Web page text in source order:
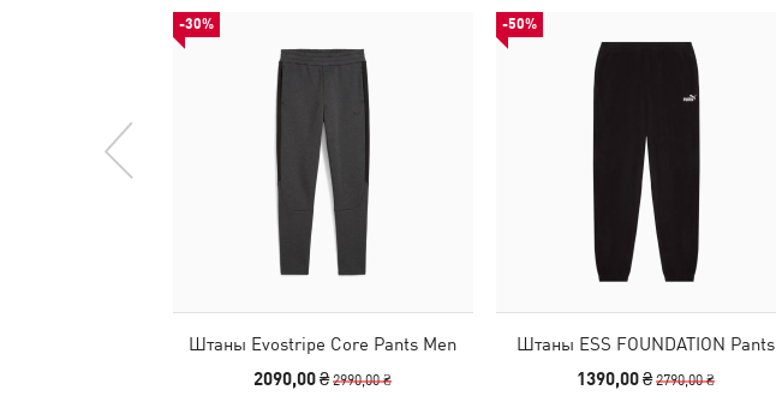
-30%
Штаны Evostripe Core Pants Men
2090,00 ₴2990,00 ₴
-50%
Штаны ESS FOUNDATION Pants
1390,00 ₴2790,00 ₴